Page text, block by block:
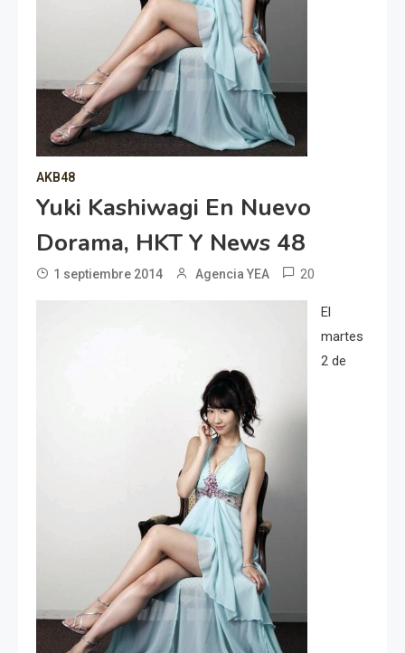
AKB48
Yuki Kashiwagi En Nuevo
Dorama, HKT Y News 48
1 septiembre 2014 Agencia YEA 20
El
martes
2 de